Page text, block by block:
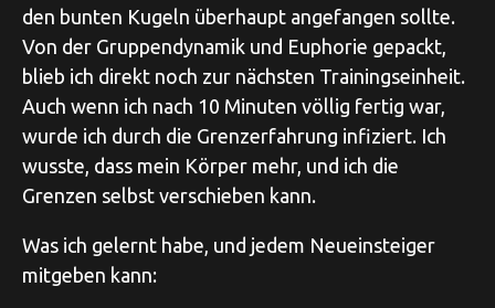
den bunten Kugeln überhaupt angefangen sollte.
Von der Gruppendynamik und Euphorie gepackt,
blieb ich direkt noch zur nächsten Trainingseinheit.
Auch wenn ich nach 10 Minuten völlig fertig war,
wurde ich durch die Grenzerfahrung infiziert. Ich
wusste, dass mein Körper mehr, und ich die
Grenzen selbst verschieben kann.⁠
Was ich gelernt habe, und jedem Neueinsteiger
mitgeben kann:⁠